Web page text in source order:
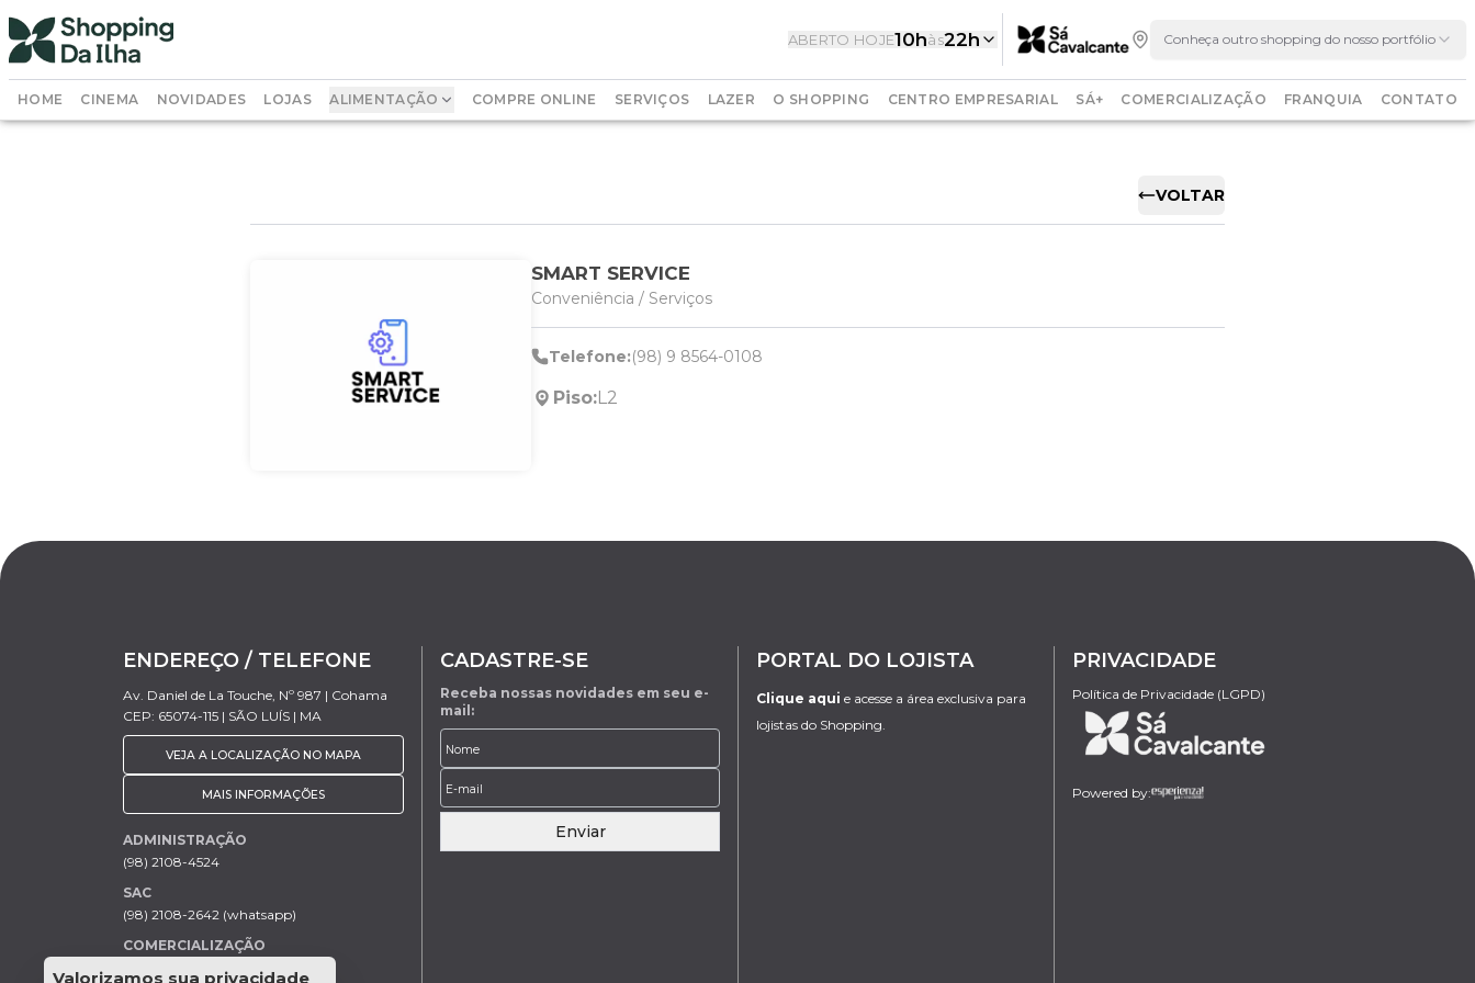
ABERTO HOJE10hàs22h Conheça outro shopping do nosso portfólio
HOME CINEMA NOVIDADES LOJAS ALIMENTAÇÃO COMPRE ONLINE SERVIÇOS LAZER O SHOPPING CENTRO EMPRESARIAL SÁ+ COMERCIALIZAÇÃO FRANQUIA CONTATO
VOLTAR
SMART SERVICE
Conveniência / Serviços
Telefone:(98) 9 8564-0108
Piso:L2
ENDEREÇO / TELEFONE
Av. Daniel de La Touche, Nº 987 | Cohama
CEP: 65074-115 | SÃO LUÍS | MA
VEJA A LOCALIZAÇÃO NO MAPA
MAIS INFORMAÇÕES
ADMINISTRAÇÃO
(98) 2108-4524
SAC
(98) 2108-2642 (whatsapp)
COMERCIALIZAÇÃO
Rodrigo Trovão (98) 9 9154-7205
CADASTRE-SE
Receba nossas novidades em seu e-
mail:
Enviar
PORTAL DO LOJISTA
Clique aqui e acesse a área exclusiva para
lojistas do Shopping.
PRIVACIDADE
Política de Privacidade (LGPD)
Powered by:
Valorizamos sua privacidade